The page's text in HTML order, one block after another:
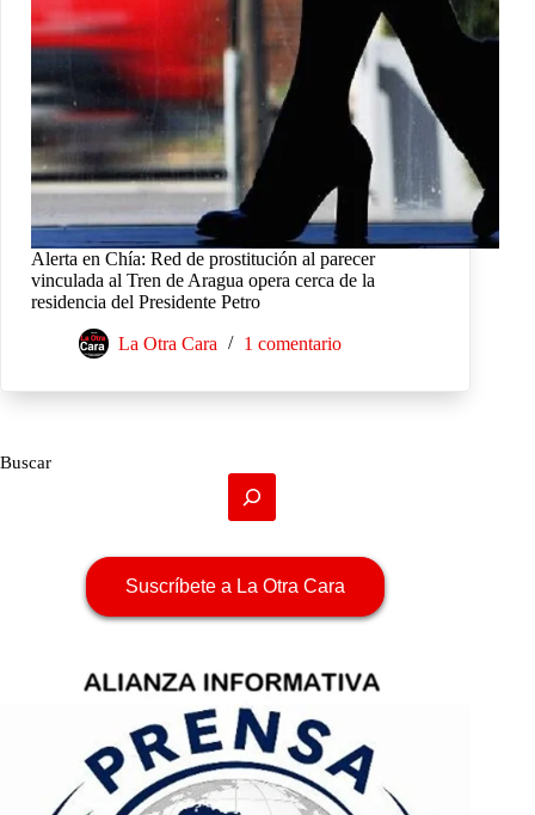
Alerta en Chía: Red de prostitución al parecer
vinculada al Tren de Aragua opera cerca de la
residencia del Presidente Petro
La Otra Cara 1 comentario
Buscar
Suscríbete a La Otra Cara